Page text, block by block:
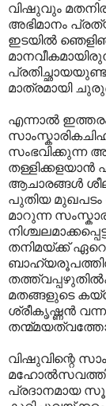
വിഷുവും
അഭിമാനം
ഇടയില്‍
മാത്രമായി
എന്നാൽ
സംഭവിക്കുന്ന
തള്ളിക്കളയാൻ
ആചാരങ്ങള്‍
പുതിയ മുഖപടം
മാറുന്ന
തനിമയ്ക്ക്‌
മതങ്ങളുടെ
ശ്രീകൃഷ്ണൻ
വിഷുവിന്റെ
പ്രദാനമായ